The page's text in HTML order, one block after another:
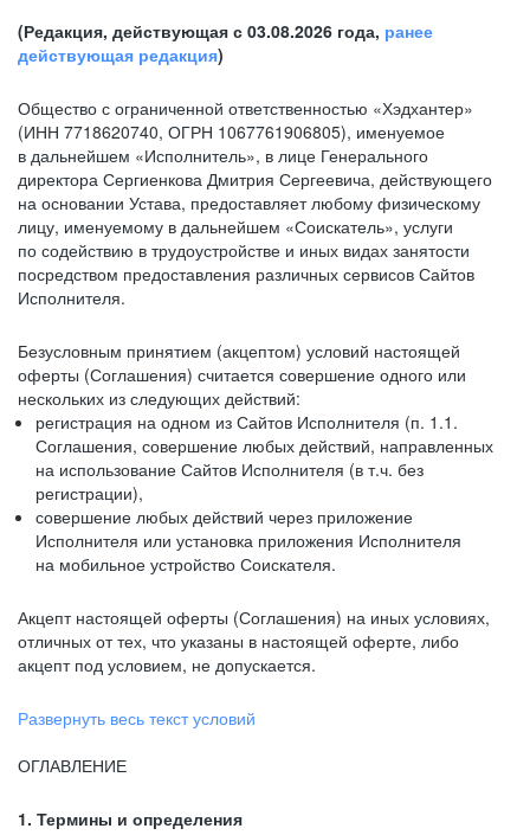
(Редакция, действующая с 03.08.2026 года, ранее
действующая редакция)
Общество с ограниченной ответственностью «Хэдхантер»
(ИНН 7718620740, ОГРН 1067761906805), именуемое
в дальнейшем «Исполнитель», в лице Генерального
директора Сергиенкова Дмитрия Сергеевича, действующего
на основании Устава, предоставляет любому физическому
лицу, именуемому в дальнейшем «Соискатель», услуги
по содействию в трудоустройстве и иных видах занятости
посредством предоставления различных сервисов Сайтов
Исполнителя.
Безусловным принятием (акцептом) условий настоящей
оферты (Соглашения) считается совершение одного или
нескольких из следующих действий:
регистрация на одном из Сайтов Исполнителя (п. 1.1.
Соглашения, совершение любых действий, направленных
на использование Сайтов Исполнителя (в т.ч. без
регистрации),
совершение любых действий через приложение
Исполнителя или установка приложения Исполнителя
на мобильное устройство Соискателя.
Акцепт настоящей оферты (Соглашения) на иных условиях,
отличных от тех, что указаны в настоящей оферте, либо
акцепт под условием, не допускается.
Развернуть весь текст условий
ОГЛАВЛЕНИЕ
1. Термины и определения